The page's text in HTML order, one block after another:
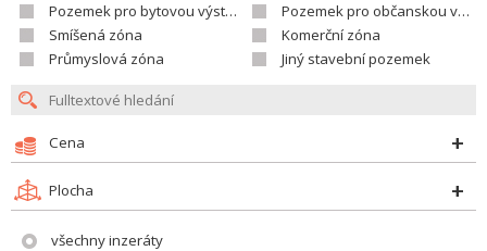
Pozemek pro bytovou výstavbu
Pozemek pro občanskou vybavenost
Smíšená zóna
Komerční zóna
Průmyslová zóna
Jiný stavební pozemek
Cena
Plocha
všechny inzeráty